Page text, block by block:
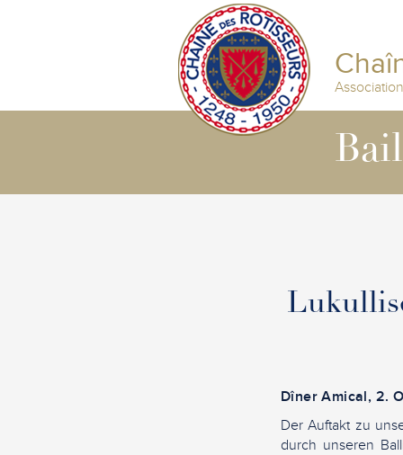
Dîner Amical, 2.
Der Auftakt zu
durch unseren